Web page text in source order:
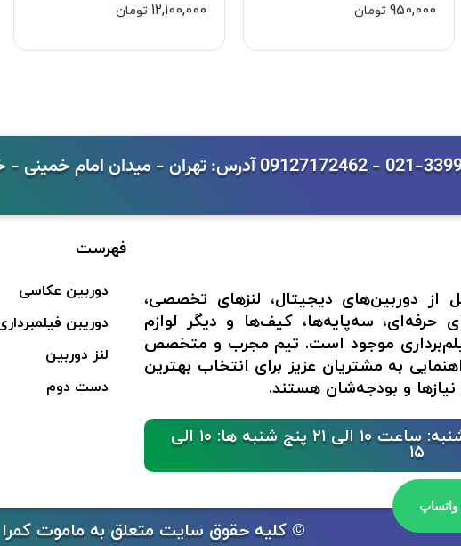
12,100,000 تومان 1,450,000 تومان
از دوربین‌های دیجیتال، لنزهای تخصصی،
حرفه‌ای، سه‌پایه‌ها، کیف‌ها و دیگر لوازم
موجود است. تیم مجرب و متخصص
به مشتریان عزیز برای انتخاب بهترین
و بودجه‌شان هستند.
ساعات کاری : شنبه تا چهار شنبه: ساعت ۱۰ الی ۲۱ پنج شنبه ها: ۱۰ الی
15
فهرست
دوربین عکاسی
دوریبن
لنز دوربین
دست دوم
© کلیه حقوق سایت متعلق به ماموت